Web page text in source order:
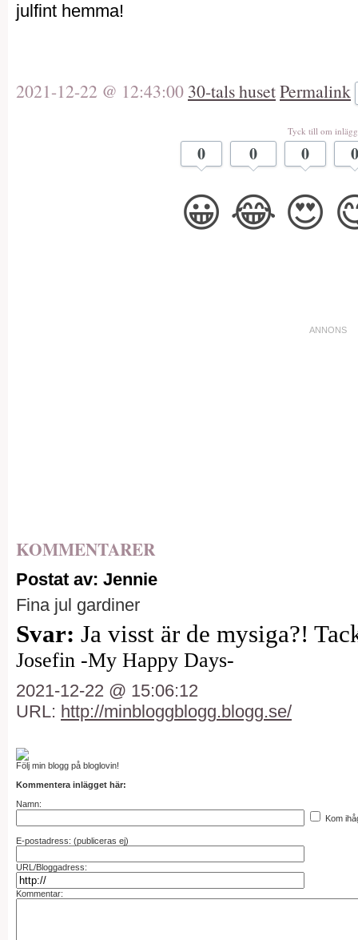
julfint hemma!
2021-12-22 @ 12:43:00 30-tals husetPermalink
Tyck till om
0
😀
0
😂
0
😍
0
KOMMENTARER
Postat av: Jennie
Fina jul gardiner
Svar: Ja visst är de mysiga?!
Josefin -My Happy Days-
2021-12-22 @ 15:06:12
URL: http://minbloggblogg.blogg.se/
Följ min blogg på bloglovin!
Kommentera inlägget här:
Namn:
Kom
E-postadress: (publiceras ej)
URL/Bloggadress:
Kommentar: